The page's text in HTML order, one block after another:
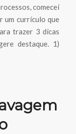
comecei
um currículo que
trazer 3 dicas
destaque. 1)